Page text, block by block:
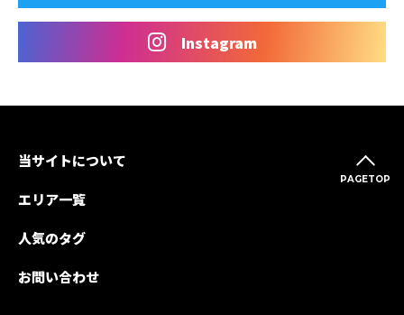
Instagram
PAGETOP
当サイトについて
エリア一覧
人気のタグ
お問い合わせ